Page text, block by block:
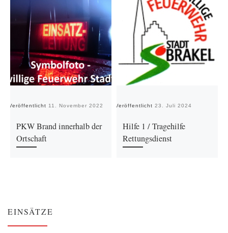
Veröffentlicht 11. November 2022
PKW Brand innerhalb der
Ortschaft
Veröffentlicht 23. Juli 2024
Hilfe 1 / Tragehilfe
Rettungsdienst
EINSÄTZE